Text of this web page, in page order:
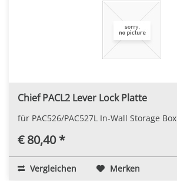
Chief PACL2 Lever Lock Platte
für PAC526/PAC527L In-Wall Storage Box
€ 80,40 *
Vergleichen Merken